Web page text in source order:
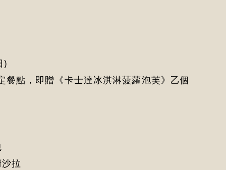
)
點，即贈《卡士達冰淇淋菠蘿泡芙》乙個
拉